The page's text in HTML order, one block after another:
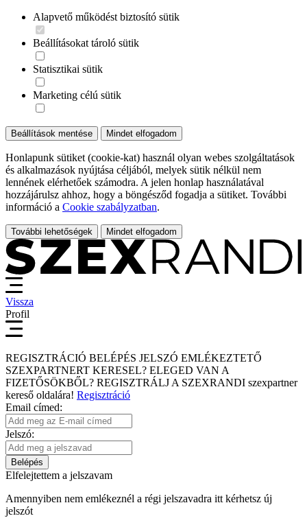
Alapvető működést biztosító sütik
Beállításokat tároló sütik
Statisztikai sütik
Marketing célú sütik
Beállítások mentése Mindet elfogadom
Honlapunk sütiket (cookie-kat) használ olyan webes szolgáltatások
és alkalmazások nyújtása céljából, melyek sütik nélkül nem
lennének elérhetőek számodra. A jelen honlap használatával
hozzájárulsz ahhoz, hogy a böngésződ fogadja a sütiket. További
információ a Cookie szabályzatban.
További lehetőségek Mindet elfogadom
Vissza
Profil
REGISZTRÁCIÓ BELÉPÉS JELSZÓ EMLÉKEZTETŐ
SZEXPARTNERT KERESEL? ELEGED VAN A
FIZETŐSÖKBŐL? REGISZTRÁLJ A SZEXRANDI szexpartner
kereső oldalára! Regisztráció
Email címed:
Jelszó:
Belépés
Elfelejtettem a jelszavam
Amennyiben nem emlékeznél a régi jelszavadra itt kérhetsz új
jelszót